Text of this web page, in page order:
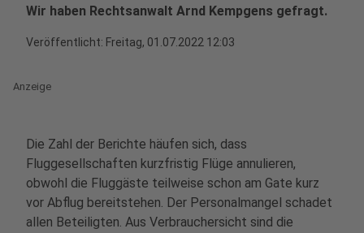
Wir haben Rechtsanwalt Arnd Kempgens gefragt.
Veröffentlicht: Freitag, 01.07.2022 12:03
Anzeige
Die Zahl der Berichte häufen sich, dass
Fluggesellschaften kurzfristig Flüge annulieren,
obwohl die Fluggäste teilweise schon am Gate kurz
vor Abflug bereitstehen. Der Personalmangel schadet
allen Beteiligten. Aus Verbrauchersicht sind die